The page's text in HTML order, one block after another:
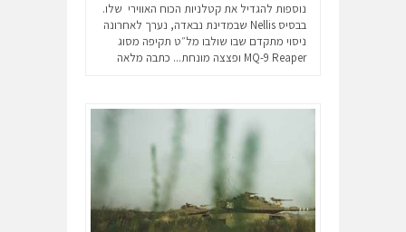
נוספות להגדיל את קטלניות הכוח האווירי שלו.
בבסיס Nellis שבמדינת נבאדה, נערך לאחרונה
ניסוי מתקדם שבו שולבו מל״ט תקיפה מסוג
MQ-9 Reaper ופצצה מונחת...
כתבה מלאה